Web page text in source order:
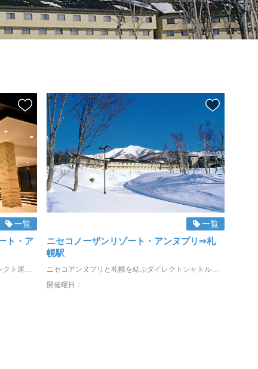
一覧
ト・ア
新千歳空港からニセコアンヌプリへのダイレクト運行を、NDSが2025年12月15日から運行します！ ニセコノーザンリゾート・アンヌプリへは、ニセコダイレクトシャトルのアンヌプリ直行便でらくらく移動が可能です。 ◇ニセコの降車ホテル ①ニセコノーザンリゾート・アンヌプリ ◇魅力ポイント ・空港からニセコノーザンリゾート・アンヌプリまで最速で到着 ・PC/スマホで簡単に予約が可能 ・事前払いのため、空港NDSカウンターでEチケットを見せるだけでOK ニセコまで快適なバスの旅をお楽しみください！
一覧
ニセコノーザンリゾート・アンヌプリ⇒札
幌駅
ニセコアンヌプリと札幌を結ぶダイレクトシャトルを、2025年12月16日から運行開始します！ アンヌプリ、ニセコビレッジ、ひらふを経由して札幌駅へ向かいます。 ◇乗車場所 ①ニセコノーザンリゾート・アンヌプリ ②ホテル甘露の森 ③ニセコグランドホテル ④ヒルトンニセコビレッジ ⑤ひらふウェルカムセンター ⑥ミッドタウンニセコ ◇魅力ポイント ・アンヌプリから札幌駅まで約3時間30分で到着 ・PC/スマホで簡単に予約が可能 ・事前払いのため、空港NDSカウンターでEチケットを見せるだけでOK 札幌駅まで快適なバスの旅をお楽しみください！
開催曜日：